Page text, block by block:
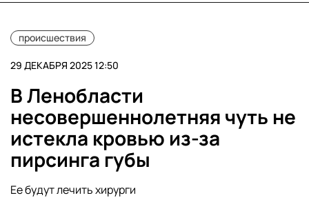
происшествия
29 ДЕКАБРЯ 2025 12:50
В Ленобласти
несовершеннолетняя чуть не
истекла кровью из-за
пирсинга губы
Ее будут лечить хирурги